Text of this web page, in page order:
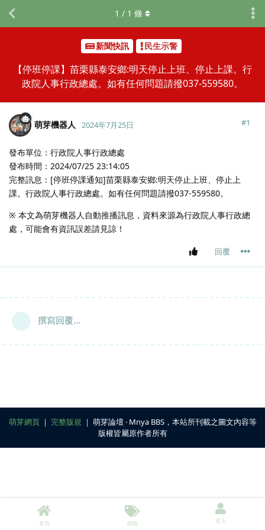
新聞快訊 民生示警
【停班停課】苗栗縣泰安鄉:明天停止上班、停止上課。行
政院人事行政總處。如有任何問題請撥037-559580。
1 / 1 條
萌芽機器人 2024年7月25日 #1
發布單位：行政院人事行政總處
發布時間：2024/07/25 23:14:05
完整訊息：[停班停課通知]苗栗縣泰安鄉:明天停止上班、停止上
課。行政院人事行政總處。如有任何問題請撥037-559580。
※ 本文為萌芽機器人自動推播訊息，資料來源為行政院人事行政總
處，可能會有資訊誤差請見諒！
回覆
撰寫回覆...
萌芽網頁｜ 完整版規 ｜ 萌芽論壇 ‧ Mnya BBS，本站所刊載之圖文內容等
版權皆屬原作者所有
首頁 標籤 登入